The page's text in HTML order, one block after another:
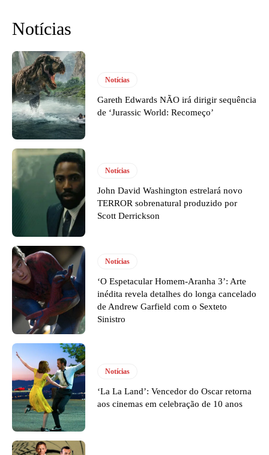
Notícias
Notícias
Gareth Edwards NÃO irá dirigir sequência
de ‘Jurassic World: Recomeço’
Notícias
John David Washington estrelará novo
TERROR sobrenatural produzido por
Scott Derrickson
Notícias
‘O Espetacular Homem-Aranha 3’: Arte
inédita revela detalhes do longa cancelado
de Andrew Garfield com o Sexteto
Sinistro
Notícias
‘La La Land’: Vencedor do Oscar retorna
aos cinemas em celebração de 10 anos